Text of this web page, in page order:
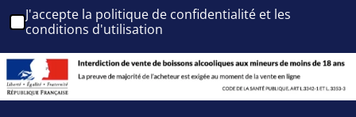
J'accepte la politique de confidentialité et les
conditions d'utilisation